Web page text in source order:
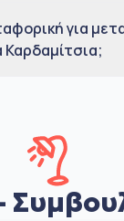
για
Καρδαμίτσια;